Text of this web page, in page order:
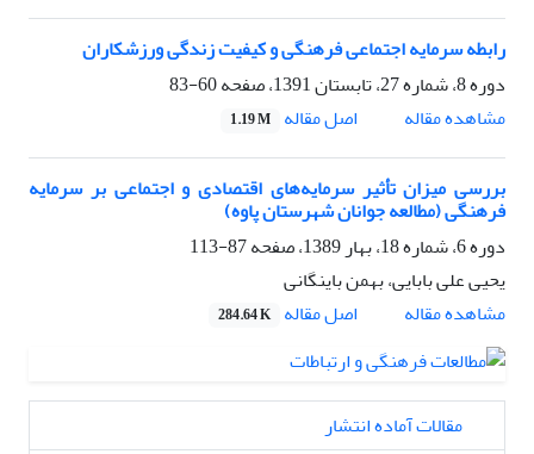
رابطه سرمایه اجتماعی فرهنگی و کیفیت زندگی ورزشکاران
دوره 8، شماره 27، تابستان 1391، صفحه
60-83
مشاهده مقاله
اصل مقاله 1.19 M
بررسی میزان تأثیر سرمایه‌های اقتصادی و اجتماعی بر سرمایه
فرهنگی (مطالعه جوانان شهرستان پاوه)
دوره 6، شماره 18، بهار 1389، صفحه
87-113
یحیی علی بابایی، بهمن باینگانی
مشاهده مقاله
اصل مقاله 284.64 K
مقالات آماده انتشار